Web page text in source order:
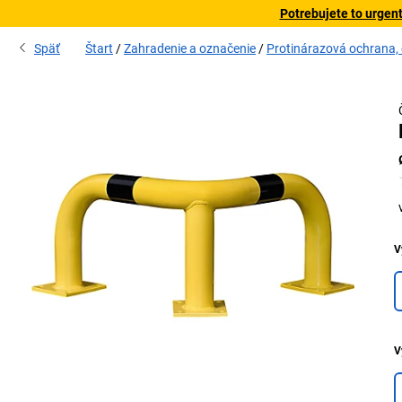
Potrebujete to
Späť Štart Zahradenie a označenie Protinárazová